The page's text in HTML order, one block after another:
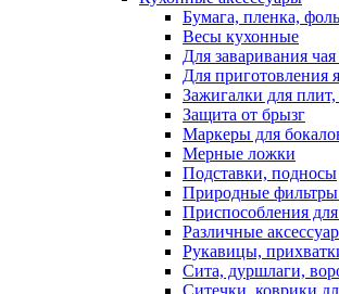
Бумага, пленка,
Весы кухонные
Для заваривания
Для приготовления
Зажигалки для
Защита от брызг
Маркеры для
Мерные ложки
Подставки, подносы
Природные
Приспособления
Различные
Рукавицы,
Сита, дуршлаги,
Ситечки, коврики